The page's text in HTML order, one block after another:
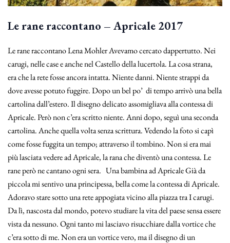
Le rane raccontano – Apricale 2017
Le rane raccontano Lena Mohler Avevamo cercato dappertutto. Nei
carugi, nelle case e anche nel Castello della lucertola. La cosa strana,
era che la rete fosse ancora intatta. Niente danni. Niente strappi da
dove avesse potuto fuggire. Dopo un bel po’ di tempo arrivò una bella
cartolina dall’estero. Il disegno delicato assomigliava alla contessa di
Apricale. Però non c’era scritto niente. Anni dopo, seguì una seconda
cartolina. Anche quella volta senza scrittura. Vedendo la foto si capì
come fosse fuggita un tempo; attraverso il tombino. Non si era mai
più lasciata vedere ad Apricale, la rana che diventò una contessa. Le
rane però ne cantano ogni sera. Una bambina ad Apricale Già da
piccola mi sentivo una principessa, bella come la contessa di Apricale.
Adoravo stare sotto una rete appogiata vicino alla piazza tra I carugi.
Da lì, nascosta dal mondo, potevo studiare la vita del paese sensa essere
vista da nessuno. Ogni tanto mi lasciavo risucchiare dalla vortice che
c’era sotto di me. Non era un vortice vero, ma il disegno di un